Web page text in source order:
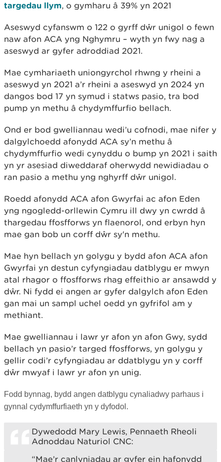
targedau llym, o gymharu â 39% yn 2021
Aseswyd cyfanswm o 122 o gyrff dŵr unigol o fewn
naw afon ACA yng Nghymru – wyth yn fwy nag a
aseswyd ar gyfer adroddiad 2021.
Mae cymhariaeth uniongyrchol rhwng y rheini a
aseswyd yn 2021 a’r rheini a aseswyd yn 2024 yn
dangos bod 17 yn symud i statws pasio, tra bod
pump yn methu â chydymffurfio bellach.
Ond er bod gwelliannau wedi’u cofnodi, mae nifer y
dalgylchoedd afonydd ACA sy’n methu â
chydymffurfio wedi cynyddu o bump yn 2021 i saith
yn yr asesiad diweddaraf oherwydd newidiadau o
ran pasio a methu yng nghyrff dŵr unigol.
Roedd afonydd ACA afon Gwyrfai ac afon Eden
yng ngogledd-orllewin Cymru ill dwy yn cwrdd â
thargedau ffosfforws yn flaenorol, ond erbyn hyn
mae gan bob un corff dŵr sy'n methu.
Mae hyn bellach yn golygu y bydd afon ACA afon
Gwyrfai yn destun cyfyngiadau datblygu er mwyn
atal rhagor o ffosfforws rhag effeithio ar ansawdd y
dŵr. Ni fydd ei angen ar gyfer dalgylch afon Eden
gan mai un sampl uchel oedd yn gyfrifol am y
methiant.
Mae gwelliannau i lawr yr afon yn afon Gwy, sydd
bellach yn pasio’r targed ffosfforws, yn golygu y
gellir codi’r cyfyngiadau ar ddatblygu yn y corff
dŵr mwyaf i lawr yr afon yn unig.
Fodd bynnag, bydd angen datblygu cynaliadwy parhaus i
gynnal cydymffurfiaeth yn y dyfodol.
Dywedodd Mary Lewis, Pennaeth Rheoli
Adnoddau Naturiol CNC:
“Mae’r canlyniadau ar gyfer ein hafonydd